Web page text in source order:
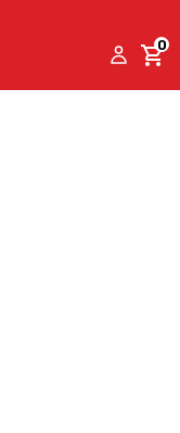
0